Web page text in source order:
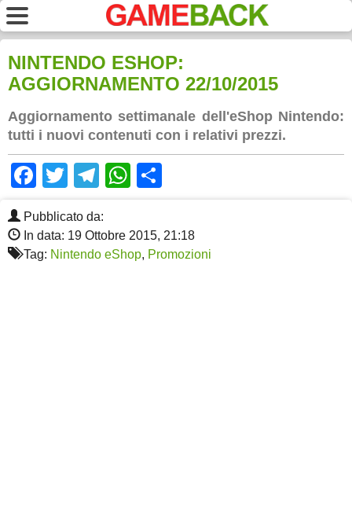
NINTENDO ESHOP:
AGGIORNAMENTO 22/10/2015
Aggiornamento settimanale dell'eShop Nintendo:
tutti i nuovi contenuti con i relativi prezzi.
Facebook
TwitterTelegram
WhatsApp
Pubblicato da:
In data: 19 Ottobre 2015, 21:18
Tag: Nintendo eShop, Promozioni